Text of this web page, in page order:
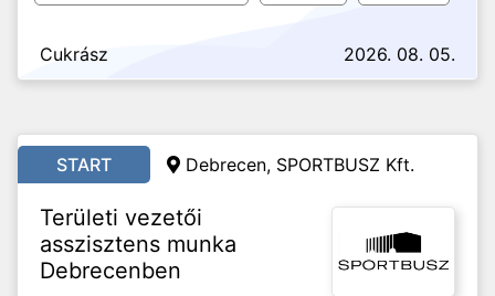
Cukrász 2026. 08. 05.
START Debrecen, SPORTBUSZ Kft.
Területi vezetői
asszisztens munka
Debrecenben